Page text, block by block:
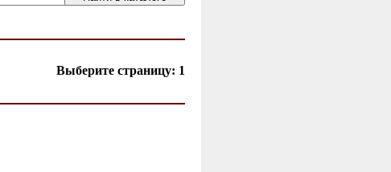
Выберите страницу: 1